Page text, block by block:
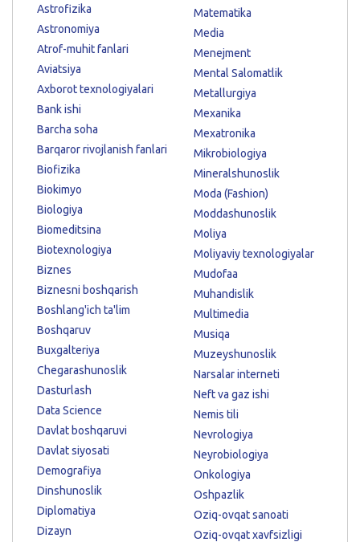
Astrofizika
Astronomiya
Atrof-muhit fanlari
Aviatsiya
Axborot texnologiyalari
Bank ishi
Barcha soha
Barqaror rivojlanish fanlari
Biofizika
Biokimyo
Biologiya
Biomeditsina
Biotexnologiya
Biznes
Biznesni boshqarish
Boshlang'ich ta'lim
Boshqaruv
Buxgalteriya
Chegarashunoslik
Dasturlash
Data Science
Davlat boshqaruvi
Davlat siyosati
Demografiya
Dinshunoslik
Diplomatiya
Dizayn
Matematika
Media
Menejment
Mental Salomatlik
Metallurgiya
Mexanika
Mexatronika
Mikrobiologiya
Mineralshunoslik
Moda (Fashion)
Moddashunoslik
Moliya
Moliyaviy texnologiyalar
Mudofaa
Muhandislik
Multimedia
Musiqa
Muzeyshunoslik
Narsalar interneti
Neft va gaz ishi
Nemis tili
Nevrologiya
Neyrobiologiya
Onkologiya
Oshpazlik
Oziq-ovqat sanoati
Oziq-ovqat xavfsizligi